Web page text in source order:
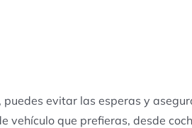
evitar las esperas y
vehículo que prefieras, desde